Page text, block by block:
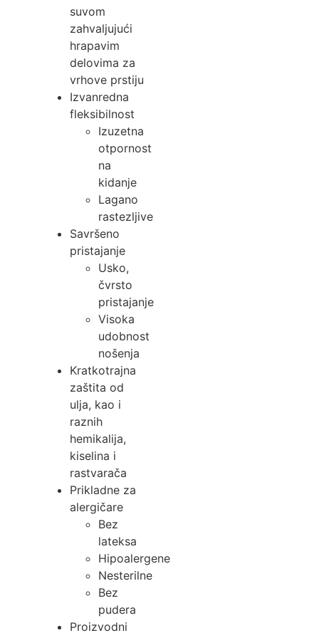
suvom
zahvaljujući
hrapavim
delovima za
vrhove prstiju
Izvanredna
fleksibilnost
Izuzetna
otpornost
na
kidanje
Lagano
rastezljive
Savršeno
pristajanje
Usko,
čvrsto
pristajanje
Visoka
udobnost
nošenja
Kratkotrajna
zaštita od
ulja, kao i
raznih
hemikalija,
kiselina i
rastvarača
Prikladne za
alergičare
Bez
lateksa
Hipoalergene
Nesterilne
Bez
pudera
Proizvodni